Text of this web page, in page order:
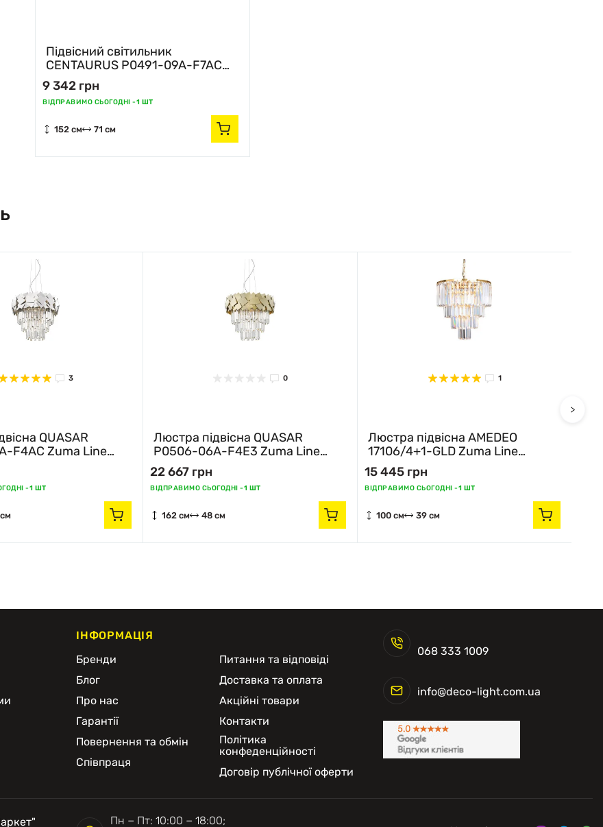
Підвісний світильник
CENTAURUS P0491-09A-F7AC
Zuma Line
9 342 грн
ВІДПРАВИМО СЬОГОДНІ -1 ШТ
152 см 71 см
3
QUASAR
F4AC Zuma Line
-1 ШТ
0
Люстра підвісна QUASAR
P0506-06A-F4E3 Zuma Line
золотий
22 667 грн
ВІДПРАВИМО СЬОГОДНІ -1 ШТ
162 см 48 см
1
Люстра підвісна AMEDEO
17106/4+1-GLD Zuma Line
золотий
15 445 грн
ВІДПРАВИМО СЬОГОДНІ -1 ШТ
100 см 39 см
>
ІНФОРМАЦІЯ
Бренди
Блог
Про нас
Гарантії
Повернення та обмін
Співпраця
Питання та відповіді
Доставка та оплата
Акційні товари
Контакти
Політика
конфеденційності
Договір публічної оферти
068 333 1009
info@deco-light.com.ua
Пн − Пт: 10:00 − 18:00;